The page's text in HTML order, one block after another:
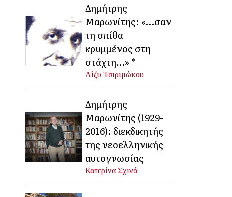
Δημήτρης
Μαρωνίτης: «…σαν
τη σπίθα
κρυμμένος στη
στάχτη…» *
Λίζυ Τσιριμώκου
Δημήτρης
Μαρωνίτης (1929-
2016): διεκδικητής
της νεοελληνικής
αυτογνωσίας
Κατερίνα Σχινά